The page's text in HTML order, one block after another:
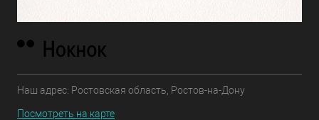
Наш адрес: Ростовская область, Ростов-на-Дону
Посмотреть на карте